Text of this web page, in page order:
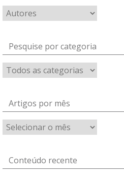
Pesquise por categoria
Artigos por mês
Artigos
por
Conteúdo recente